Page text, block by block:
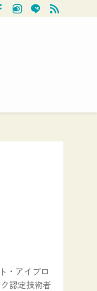
・アイブロ
認定技術者